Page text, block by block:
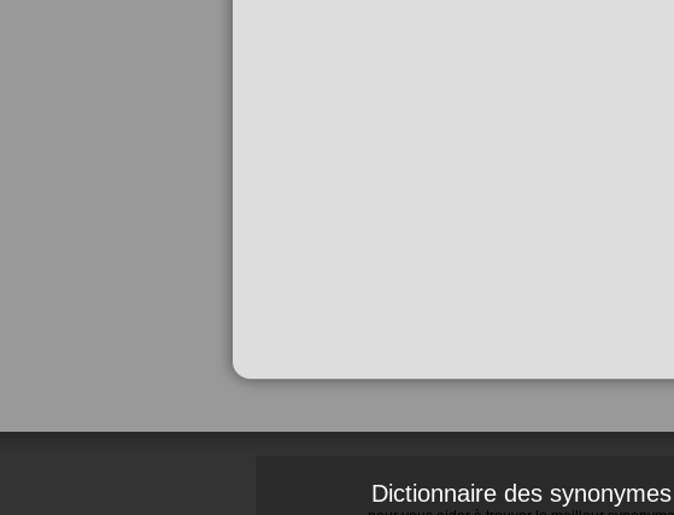
Dictionnaire des synonymes